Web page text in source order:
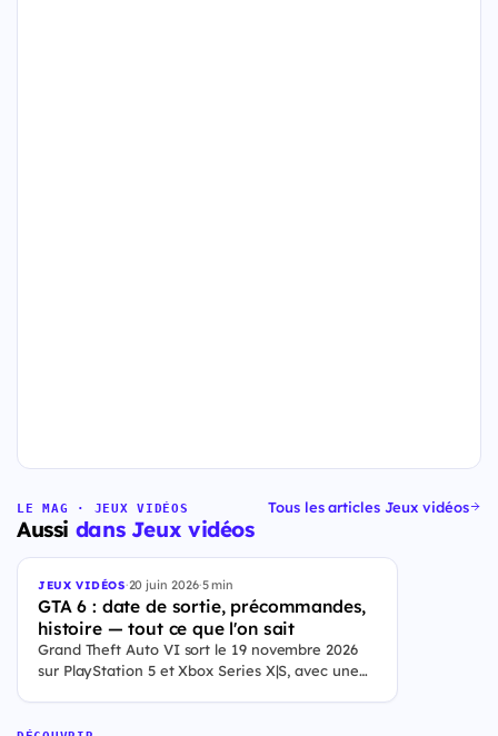
LE MAG · JEUX VIDÉOS
Aussi dans Jeux vidéos
Tous les articles Jeux vidéos
JEUX VIDÉOS·20 juin 2026·5 min
GTA 6 : date de sortie, précommandes,
histoire — tout ce que l'on sait
Grand Theft Auto VI sort le 19 novembre 2026
sur PlayStation 5 et Xbox Series X|S, avec une